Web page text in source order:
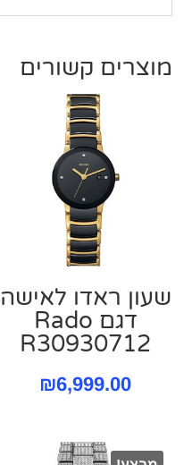
מוצרים קשורים
שעון ראדו לאישה
דגם Rado
R30930712
₪6,999.00